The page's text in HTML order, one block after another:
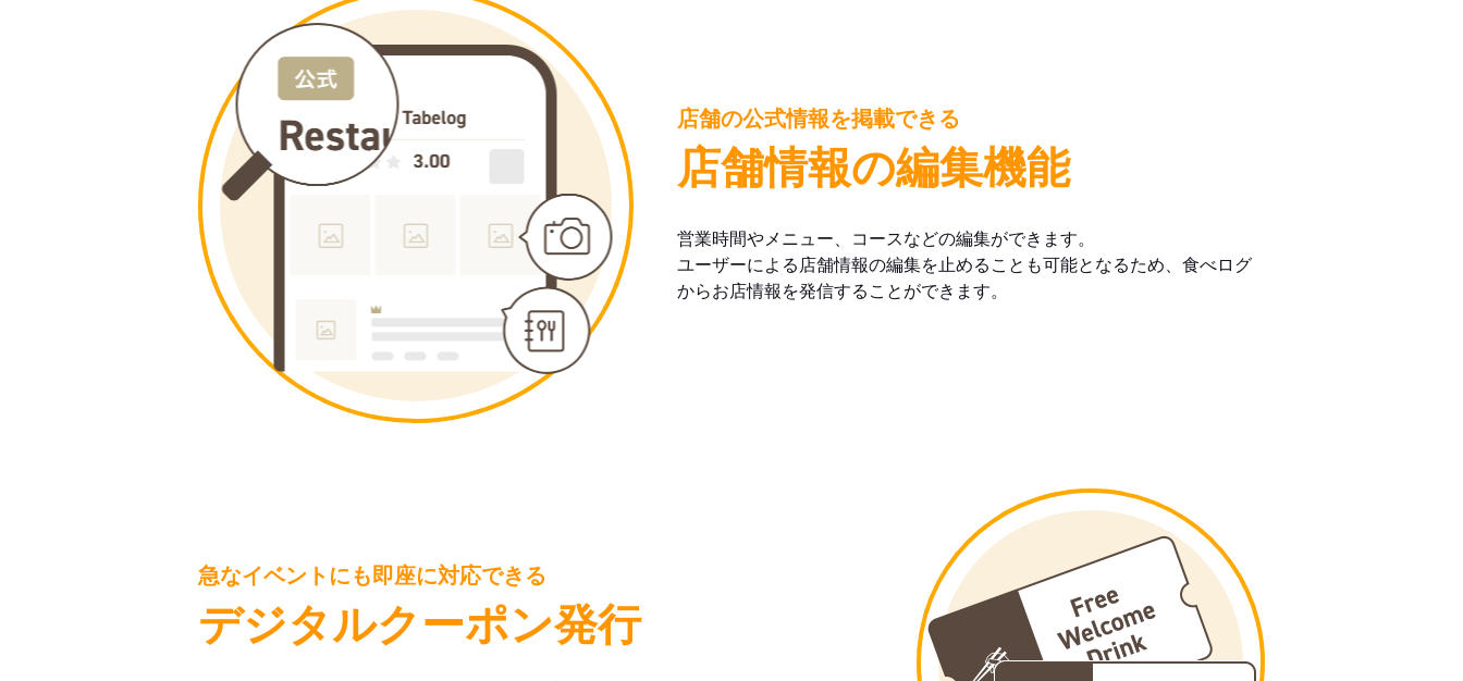
店舗の公式情報を掲載できる
店舗情報の編集機能
営業時間やメニュー、コースなどの編集ができます。
ユーザーによる店舗情報の編集を止めることも可能となるため、食べログ
からお店情報を発信することができます。
急なイベントにも即座に対応できる
デジタルクーポン発行